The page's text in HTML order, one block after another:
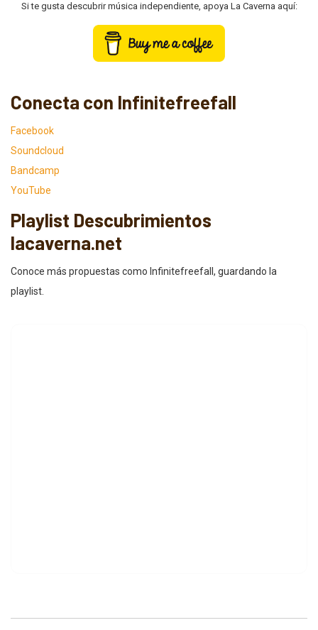
Si te gusta descubrir música independiente, apoya La Caverna aquí:
Conecta con Infinitefreefall
Facebook
Soundcloud
Bandcamp
YouTube
Playlist Descubrimientos
lacaverna.net
Conoce más propuestas como Infinitefreefall, guardando la
playlist.